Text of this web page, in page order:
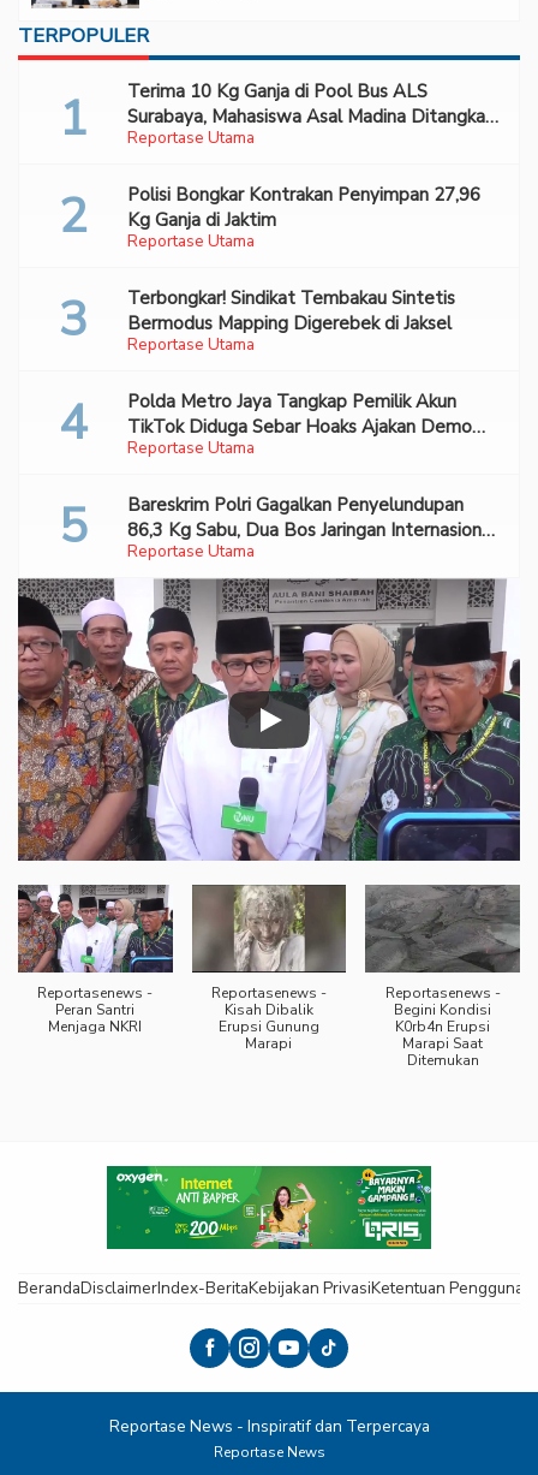
TERPOPULER
Reportase Utama
Terima 10 Kg Ganja di Pool Bus ALS
Surabaya, Mahasiswa Asal Madina Ditangkap
Bareskrim
Reportase Utama
Polisi Bongkar Kontrakan Penyimpan 27,96
Kg Ganja di Jaktim
Reportase Utama
Terbongkar! Sindikat Tembakau Sintetis
Bermodus Mapping Digerebek di Jaksel
Reportase Utama
Polda Metro Jaya Tangkap Pemilik Akun
TikTok Diduga Sebar Hoaks Ajakan Demo
Turunkan Prabowo-Gibran
Reportase Utama
Bareskrim Polri Gagalkan Penyelundupan
86,3 Kg Sabu, Dua Bos Jaringan Internasional
Diburu
Reportasenews -
Peran Santri
Menjaga NKRI
Reportasenews -
Kisah Dibalik
Erupsi Gunung
Marapi
Reportasenews -
Begini Kondisi
K0rb4n Erupsi
Marapi Saat
Ditemukan
BerandaDisclaimerIndex-BeritaKebijakan PrivasiKetentuan Pengguna
Reportase News - Inspiratif dan Terpercaya
Reportase News